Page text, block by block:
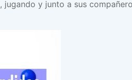
jugando y junto a sus